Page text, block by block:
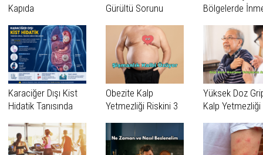
Kapıda
Gürültü Sorunu
Bölgelerde
Tanınıyor
Karaciğer Dışı Kist
Hidatik Tanısında
Üniversitesi’nden
Dikkat Çeken
Obezite Kalp
Yetmezliği Riskini 3
Artırabiliyor
Yüksek Doz
Kalp Yetmezliği
Yatışlarını